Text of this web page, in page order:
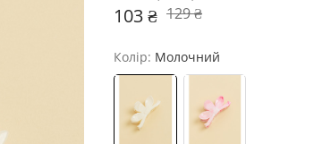
103 ₴ 129 ₴
Колір: Молочний